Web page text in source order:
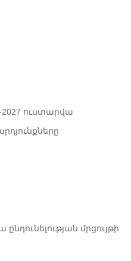
ուստարվա
մրցույթի